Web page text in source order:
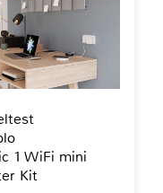
1 WiFi mini
Kit